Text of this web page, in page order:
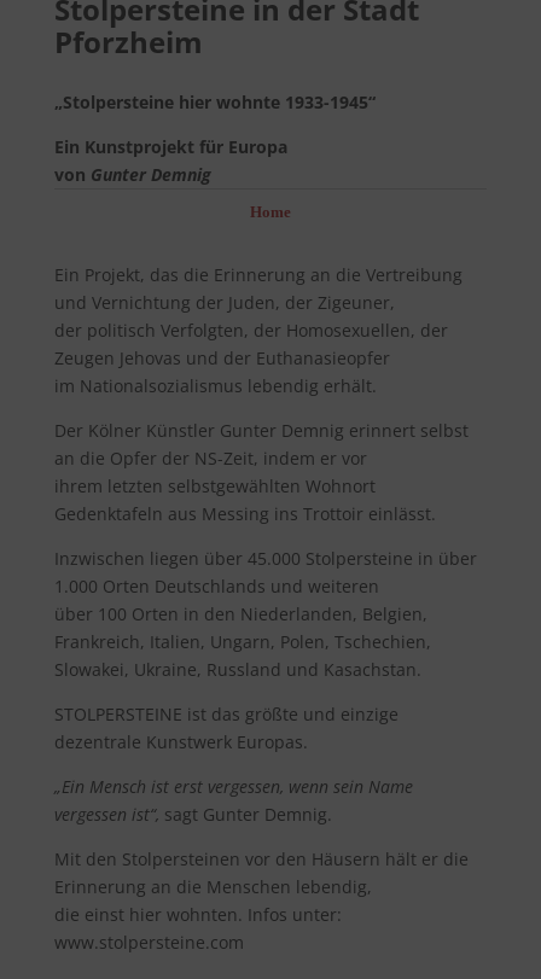
Stolpersteine in der Stadt
Pforzheim
„Stolpersteine hier wohnte 1933-1945“
Ein Kunstprojekt für Europa
von Gunter Demnig
Home
Ein Projekt, das die Erinnerung an die Vertreibung
und Vernichtung der Juden, der Zigeuner,
der politisch Verfolgten, der Homosexuellen, der
Zeugen Jehovas und der Euthanasieopfer
im Nationalsozialismus lebendig erhält.
Der Kölner Künstler Gunter Demnig erinnert selbst
an die Opfer der NS-Zeit, indem er vor
ihrem letzten selbstgewählten Wohnort
Gedenktafeln aus Messing ins Trottoir einlässt.
Inzwischen liegen über 45.000 Stolpersteine in über
1.000 Orten Deutschlands und weiteren
über 100 Orten in den Niederlanden, Belgien,
Frankreich, Italien, Ungarn, Polen, Tschechien,
Slowakei, Ukraine, Russland und Kasachstan.
STOLPERSTEINE ist das größte und einzige
dezentrale Kunstwerk Europas.
„Ein Mensch ist erst vergessen, wenn sein Name
vergessen ist“, sagt Gunter Demnig.
Mit den Stolpersteinen vor den Häusern hält er die
Erinnerung an die Menschen lebendig,
die einst hier wohnten. Infos unter:
www.stolpersteine.com